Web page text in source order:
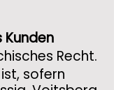
Kunden
Recht.
sofern